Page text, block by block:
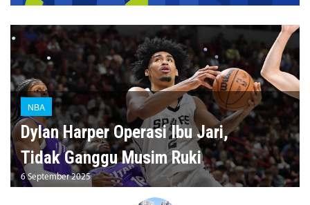
NBA
Dylan Harper Operasi Ibu Jari,
Tidak Ganggu Musim Ruki
6 September 2025